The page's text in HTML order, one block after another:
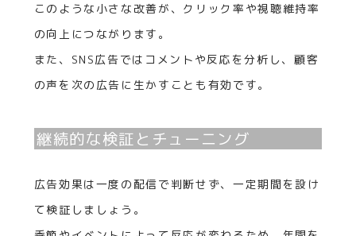
このような小さな改善が、クリック率や視聴維持率
の向上につながります。
また、SNS広告ではコメントや反応を分析し、顧客
の声を次の広告に生かすことも有効です。
継続的な検証とチューニング
広告効果は一度の配信で判断せず、一定期間を設け
て検証しましょう。